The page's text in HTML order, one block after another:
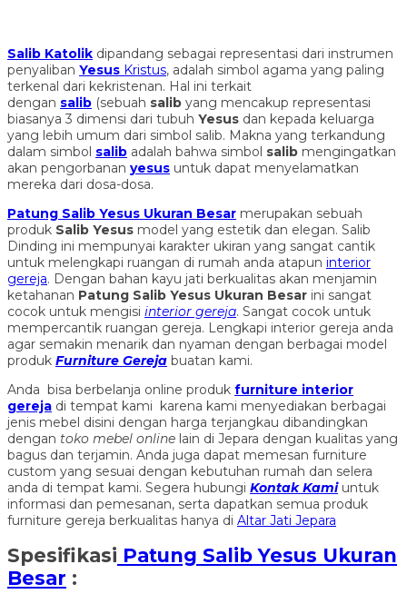
Salib Katolik dipandang sebagai representasi dari instrumen
penyaliban Yesus Kristus, adalah simbol agama yang paling
terkenal dari kekristenan. Hal ini terkait
dengan salib (sebuah salib yang mencakup representasi
biasanya 3 dimensi dari tubuh Yesus dan kepada keluarga
yang lebih umum dari simbol salib. Makna yang terkandung
dalam simbol salib adalah bahwa simbol salib mengingatkan
akan pengorbanan yesus untuk dapat menyelamatkan
mereka dari dosa-dosa.
Patung Salib Yesus Ukuran Besar merupakan sebuah
produk Salib Yesus model yang estetik dan elegan. Salib
Dinding ini mempunyai karakter ukiran yang sangat cantik
untuk melengkapi ruangan di rumah anda atapun interior
gereja. Dengan bahan kayu jati berkualitas akan menjamin
ketahanan Patung Salib Yesus Ukuran Besar ini sangat
cocok untuk mengisi interior gereja. Sangat cocok untuk
mempercantik ruangan gereja. Lengkapi interior gereja anda
agar semakin menarik dan nyaman dengan berbagai model
produk Furniture Gereja buatan kami.
Anda bisa berbelanja online produk furniture interior
gereja di tempat kami karena kami menyediakan berbagai
jenis mebel disini dengan harga terjangkau dibandingkan
dengan toko mebel online lain di Jepara dengan kualitas yang
bagus dan terjamin. Anda juga dapat memesan furniture
custom yang sesuai dengan kebutuhan rumah dan selera
anda di tempat kami. Segera hubungi Kontak Kamiuntuk
informasi dan pemesanan, serta dapatkan semua produk
furniture gereja berkualitas hanya di Altar Jati Jepara
Spesifikasi Patung Salib Yesus Ukuran
Besar :